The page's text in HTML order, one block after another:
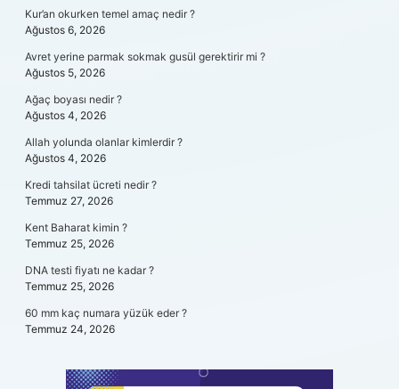
Kur’an okurken temel amaç nedir ?
Ağustos 6, 2026
Avret yerine parmak sokmak gusül gerektirir mi ?
Ağustos 5, 2026
Ağaç boyası nedir ?
Ağustos 4, 2026
Allah yolunda olanlar kimlerdir ?
Ağustos 4, 2026
Kredi tahsilat ücreti nedir ?
Temmuz 27, 2026
Kent Baharat kimin ?
Temmuz 25, 2026
DNA testi fiyatı ne kadar ?
Temmuz 25, 2026
60 mm kaç numara yüzük eder ?
Temmuz 24, 2026